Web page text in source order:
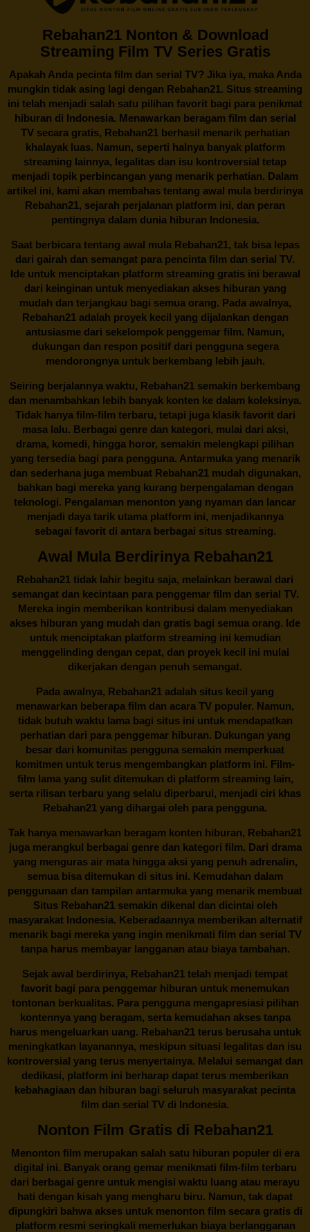
Rebahan21 Nonton & Download
Streaming Film TV Series Gratis
Apakah Anda pecinta film dan serial TV? Jika iya, maka Anda
mungkin tidak asing lagi dengan Rebahan21. Situs streaming
ini telah menjadi salah satu pilihan favorit bagi para penikmat
hiburan di Indonesia. Menawarkan beragam film dan serial
TV secara gratis, Rebahan21berhasil menarik perhatian
khalayak luas. Namun, seperti halnya banyak platform
streaming lainnya, legalitas dan isu kontroversial tetap
menjadi topik perbincangan yang menarik perhatian. Dalam
artikel ini, kami akan membahas tentang awal mula berdirinya
Rebahan21, sejarah perjalanan platform ini, dan peran
pentingnya dalam dunia hiburan Indonesia.
Saat berbicara tentang awal mula Rebahan21, tak bisa lepas
dari gairah dan semangat para pencinta film dan serial TV.
Ide untuk menciptakan platform streaming gratis ini berawal
dari keinginan untuk menyediakan akses hiburan yang
mudah dan terjangkau bagi semua orang. Pada awalnya,
Rebahan21 adalah proyek kecil yang dijalankan dengan
antusiasme dari sekelompok penggemar film. Namun,
dukungan dan respon positif dari pengguna segera
mendorongnya untuk berkembang lebih jauh.
Seiring berjalannya waktu, Rebahan21 semakin berkembang
dan menambahkan lebih banyak konten ke dalam koleksinya.
Tidak hanya film-film terbaru, tetapi juga klasik favorit dari
masa lalu. Berbagai genre dan kategori, mulai dari aksi,
drama, komedi, hingga horor, semakin melengkapi pilihan
yang tersedia bagi para pengguna. Antarmuka yang menarik
dan sederhana juga membuatRebahan21mudah digunakan,
bahkan bagi mereka yang kurang berpengalaman dengan
teknologi. Pengalaman menonton yang nyaman dan lancar
menjadi daya tarik utama platform ini, menjadikannya
sebagai favorit di antara berbagai situs streaming.
Awal Mula Berdirinya Rebahan21
Rebahan21 tidak lahir begitu saja, melainkan berawal dari
semangat dan kecintaan para penggemar film dan serial TV.
Mereka ingin memberikan kontribusi dalam menyediakan
akses hiburan yang mudah dan gratis bagi semua orang. Ide
untuk menciptakan platform streaming ini kemudian
menggelinding dengan cepat, dan proyek kecil ini mulai
dikerjakan dengan penuh semangat.
Pada awalnya, Rebahan21 adalah situs kecil yang
menawarkan beberapa film dan acara TV populer. Namun,
tidak butuh waktu lama bagi situs ini untuk mendapatkan
perhatian dari para penggemar hiburan. Dukungan yang
besar dari komunitas pengguna semakin memperkuat
komitmen untuk terus mengembangkan platform ini. Film-
film lama yang sulit ditemukan di platform streaming lain,
serta rilisan terbaru yang selalu diperbarui, menjadi ciri khas
Rebahan21 yang dihargai oleh para pengguna.
Tak hanya menawarkan beragam konten hiburan, Rebahan21
juga merangkul berbagai genre dan kategori film. Dari drama
yang menguras air mata hingga aksi yang penuh adrenalin,
semua bisa ditemukan di situs ini. Kemudahan dalam
penggunaan dan tampilan antarmuka yang menarik membuat
Situs Rebahan21semakin dikenal dan dicintai oleh
masyarakat Indonesia. Keberadaannya memberikan alternatif
menarik bagi mereka yang ingin menikmati film dan serial TV
tanpa harus membayar langganan atau biaya tambahan.
Sejak awal berdirinya, Rebahan21 telah menjadi tempat
favorit bagi para penggemar hiburan untuk menemukan
tontonan berkualitas. Para pengguna mengapresiasi pilihan
kontennya yang beragam, serta kemudahan akses tanpa
harus mengeluarkan uang. Rebahan21terus berusaha untuk
meningkatkan layanannya, meskipun situasi legalitas dan isu
kontroversial yang terus menyertainya. Melalui semangat dan
dedikasi, platform ini berharap dapat terus memberikan
kebahagiaan dan hiburan bagi seluruh masyarakat pecinta
film dan serial TV di Indonesia.
Nonton Film Gratis di Rebahan21
Menonton film merupakan salah satu hiburan populer di era
digital ini. Banyak orang gemar menikmati film-film terbaru
dari berbagai genre untuk mengisi waktu luang atau merayu
hati dengan kisah yang mengharu biru. Namun, tak dapat
dipungkiri bahwa akses untuk menonton film secara gratis di
platform resmi seringkali memerlukan biaya berlangganan